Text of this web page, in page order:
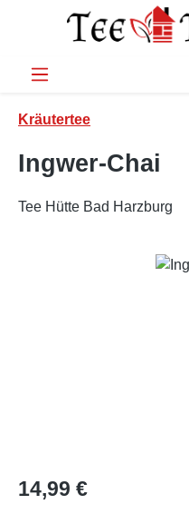
Zum Hauptinhalt springen
Kräutertee
Ingwer-Chai
Tee Hütte Bad Harzburg
Bildergalerie überspringen
Regulärer Preis:
14,99 €